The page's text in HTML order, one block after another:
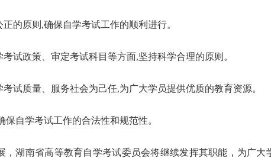
原则,确保自学考试工作的顺利进行。
政策、审定考试科目等方面,坚持科学合理的原则。
质量、服务社会为己任,为广大学员提供优质的教育资源。
自学考试工作的合法性和规范性。
湖南省高等教育自学考试委员会将继续发挥其职能，为广大